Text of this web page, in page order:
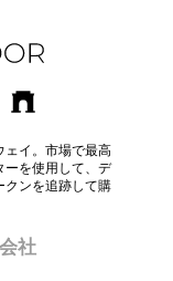
ェイ。市場で最高
ーを使用して、デ
クンを追跡して購
会社